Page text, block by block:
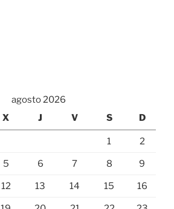
agosto 2026
X J V S D
1 2
5 6 7 8 9
12 13 14 15 16